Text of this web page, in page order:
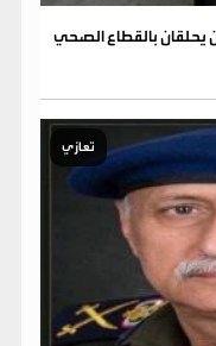
يحلقان بالقطاع الصحي
تعازي